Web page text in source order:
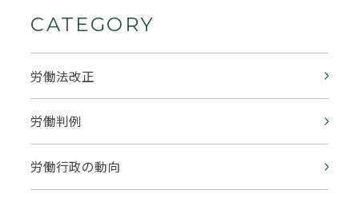
CATEGORY
労働法改正
労働判例
労働行政の動向